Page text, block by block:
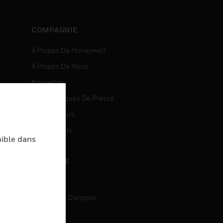
COMPAGNIE
À Propos De Honeywell
À Propos De Nous
Nouvelles
Communiqués De Presse
Investisseurs
Événements
CARRIÈRE
Recherche D'emploi
dans